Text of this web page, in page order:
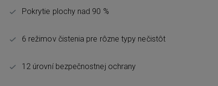
Pokrytie plochy nad 90 %
6 režimov čistenia pre rôzne typy nečistôt
12 úrovní bezpečnostnej ochrany